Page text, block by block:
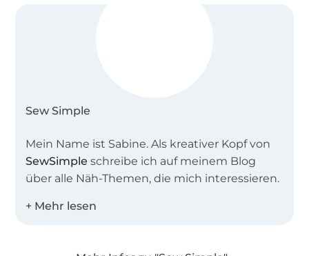
Sew Simple
Mein Name ist Sabine. Als kreativer Kopf von
SewSimple schreibe ich auf meinem Blog
über alle Näh-Themen, die mich interessieren.
Zusammen mit meinem Team entwerfe ich